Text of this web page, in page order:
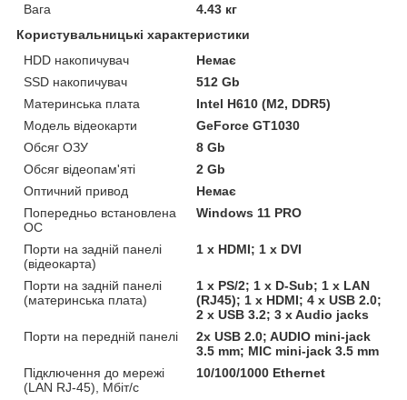
Вага
4.43 кг
Користувальницькі характеристики
HDD накопичувач
Немає
SSD накопичувач
512 Gb
Материнська плата
Intel H610 (M2, DDR5)
Модель відеокарти
GeForce GT1030
Обсяг ОЗУ
8 Gb
Обсяг відеопам'яті
2 Gb
Оптичний привод
Немає
Попередньо встановлена
ОС
Windows 11 PRO
Порти на задній панелі
(відеокарта)
1 x HDMI; 1 х DVI
Порти на задній панелі
(материнська плата)
1 x PS/2; 1 x D-Sub; 1 x LAN
(RJ45); 1 x HDMI; 4 x USB 2.0;
2 x USB 3.2; 3 x Audio jacks
Порти на передній панелі
2x USB 2.0; AUDIO mini-jack
3.5 mm; MIC mini-jack 3.5 mm
Підключення до мережі
(LAN RJ-45), Мбіт/с
10/100/1000 Ethernet